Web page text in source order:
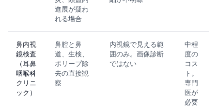
進展が疑わ
れる場合
鼻内視
鏡検査
（耳鼻
咽喉科
クリニ
ック）
鼻腔と鼻
道、生検、
ポリープ除
去の直接観
察
内視鏡で見える範
囲のみ。画像診断
ではない
中程
度の
コス
ト。
専門
医が
必要